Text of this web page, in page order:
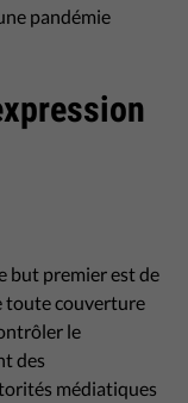
pandémie
but premier est de
toute couverture
le
des
médiatiques